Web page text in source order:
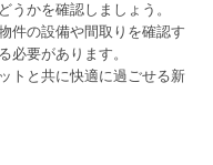
かを確認しましょう。
件の設備や間取りを確認す
要があります。
トと共に快適に過ごせる新